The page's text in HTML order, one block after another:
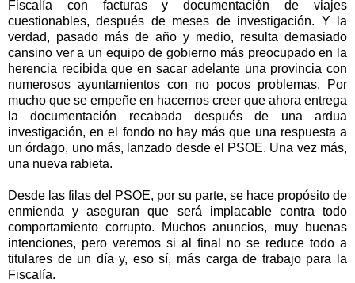
Fiscalía con facturas y documentación de viajes
cuestionables, después de meses de investigación. Y la
verdad, pasado más de año y medio, resulta demasiado
cansino ver a un equipo de gobierno más preocupado en la
herencia recibida que en sacar adelante una provincia con
numerosos ayuntamientos con no pocos problemas. Por
mucho que se empeñe en hacernos creer que ahora entrega
la documentación recabada después de una ardua
investigación, en el fondo no hay más que una respuesta a
un órdago, uno más, lanzado desde el PSOE. Una vez más,
una nueva rabieta.
Desde las filas del PSOE, por su parte, se hace propósito de
enmienda y aseguran que será implacable contra todo
comportamiento corrupto. Muchos anuncios, muy buenas
intenciones, pero veremos si al final no se reduce todo a
titulares de un día y, eso sí, más carga de trabajo para
la
Fiscalía.